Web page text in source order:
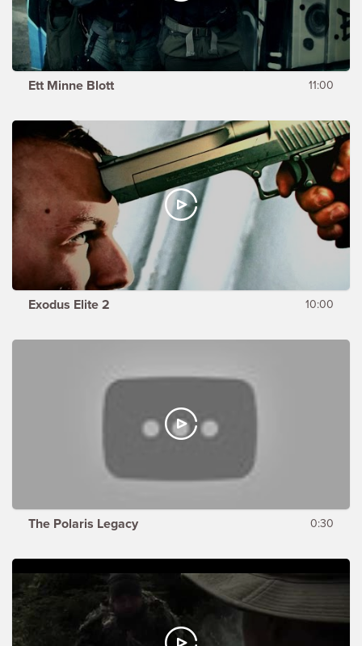
Ett Minne Blott 11:00
Exodus Elite 2 10:00
The Polaris Legacy 0:30